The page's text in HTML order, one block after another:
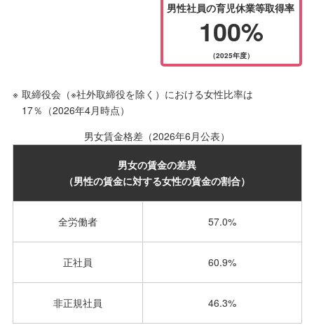
男性社員の育児休業等取得率
100%
（2025年度）
※ 取締役会（※社外取締役を除く）における女性比率は
17％（2026年4月時点）
男女賃金格差（2026年6月公表）
男女の賃金の差異
（男性の賃金に対する女性の賃金の割合）
全労働者 57.0%
正社員 60.9%
非正規社員 46.3%